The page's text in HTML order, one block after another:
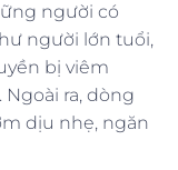
người có
người lớn tuổi,
bị viêm
ra, dòng
dịu nhẹ, ngăn